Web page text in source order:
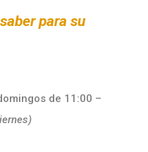
para su
de 11:00 –